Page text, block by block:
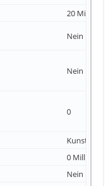
20
Nein
Nein
0
Kunststoff
0
Nein